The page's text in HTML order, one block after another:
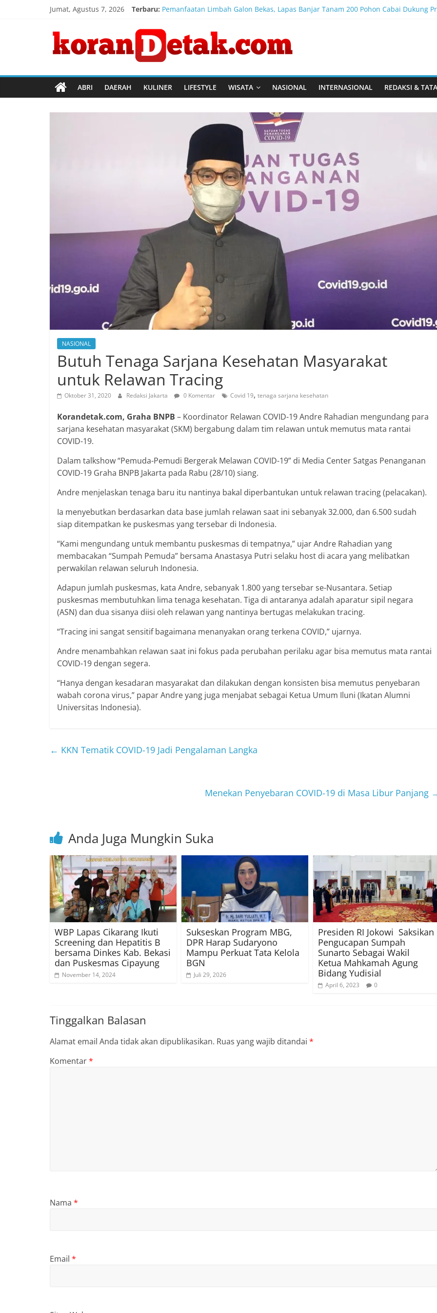
Jumat, Agustus 7, 2026 Terbaru: Pemanfaatan Limbah Galon Bekas, Lapas Banjar Tanam 200 Pohon Cabai Dukung
Kemenkum Malut Ikuti ‘Pasti Ada Solusi’, Menkum Dorong Transformasi Digital
Bapas Magelang Semarakkan HUT ke-81 Kemerdekaan RI dengan Berbagai
Menhub Apresiasi Tim SAR Evakuasi Penumpang KM Mutiara Sentosa II dan
Koran
Detak
Menembus
Batas
Waktu
ABRI DAERAH KULINER LIFESTYLE WISATA NASIONAL INTERNASIONAL REDAKSI &
NASIONAL
Butuh Tenaga Sarjana Kesehatan Masyarakat
untuk Relawan Tracing
Oktober 31, 2020 Redaksi Jakarta 0 Komentar Covid 19, tenaga sarjana kesehatan
Korandetak.com, Graha BNPB – Koordinator Relawan COVID-19 Andre Rahadian mengundang para
sarjana kesehatan masyarakat (SKM) bergabung dalam tim relawan untuk memutus mata rantai
COVID-19.
Dalam talkshow “Pemuda-Pemudi Bergerak Melawan COVID-19” di Media Center Satgas Penanganan
COVID-19 Graha BNPB Jakarta pada Rabu (28/10) siang.
Andre menjelaskan tenaga baru itu nantinya bakal diperbantukan untuk relawan tracing (pelacakan).
Ia menyebutkan berdasarkan data base jumlah relawan saat ini sebanyak 32.000, dan 6.500 sudah
siap ditempatkan ke puskesmas yang tersebar di Indonesia.
“Kami mengundang untuk membantu puskesmas di tempatnya,” ujar Andre Rahadian yang
membacakan “Sumpah Pemuda” bersama Anastasya Putri selaku host di acara yang melibatkan
perwakilan relawan seluruh Indonesia.
Adapun jumlah puskesmas, kata Andre, sebanyak 1.800 yang tersebar se-Nusantara. Setiap
puskesmas membutuhkan lima tenaga kesehatan. Tiga di antaranya adalah aparatur sipil negara
(ASN) dan dua sisanya diisi oleh relawan yang nantinya bertugas melakukan tracing.
“Tracing ini sangat sensitif bagaimana menanyakan orang terkena COVID,” ujarnya.
Andre menambahkan relawan saat ini fokus pada perubahan perilaku agar bisa memutus mata rantai
COVID-19 dengan segera.
“Hanya dengan kesadaran masyarakat dan dilakukan dengan konsisten bisa memutus penyebaran
wabah corona virus,” papar Andre yang juga menjabat sebagai Ketua Umum Iluni (Ikatan Alumni
Universitas Indonesia).
← KKN Tematik COVID-19 Jadi Pengalaman Langka
Menekan Penyebaran COVID-19 di Masa Libur Panjang
Anda Juga Mungkin Suka
WBP Lapas Cikarang Ikuti
Screening dan Hepatitis B
bersama Dinkes Kab. Bekasi
dan Puskesmas Cipayung
November 14, 2024
Sukseskan Program MBG,
DPR Harap Sudaryono
Mampu Perkuat Tata Kelola
BGN
Juli 29, 2026
Presiden RI Jokowi Saksikan
Pengucapan Sumpah
Sunarto Sebagai Wakil
Ketua Mahkamah Agung
Bidang Yudisial
April 6, 2023 0
Tinggalkan Balasan
Alamat email Anda tidak akan dipublikasikan. Ruas yang wajib ditandai *
Komentar*
Nama *
Email *